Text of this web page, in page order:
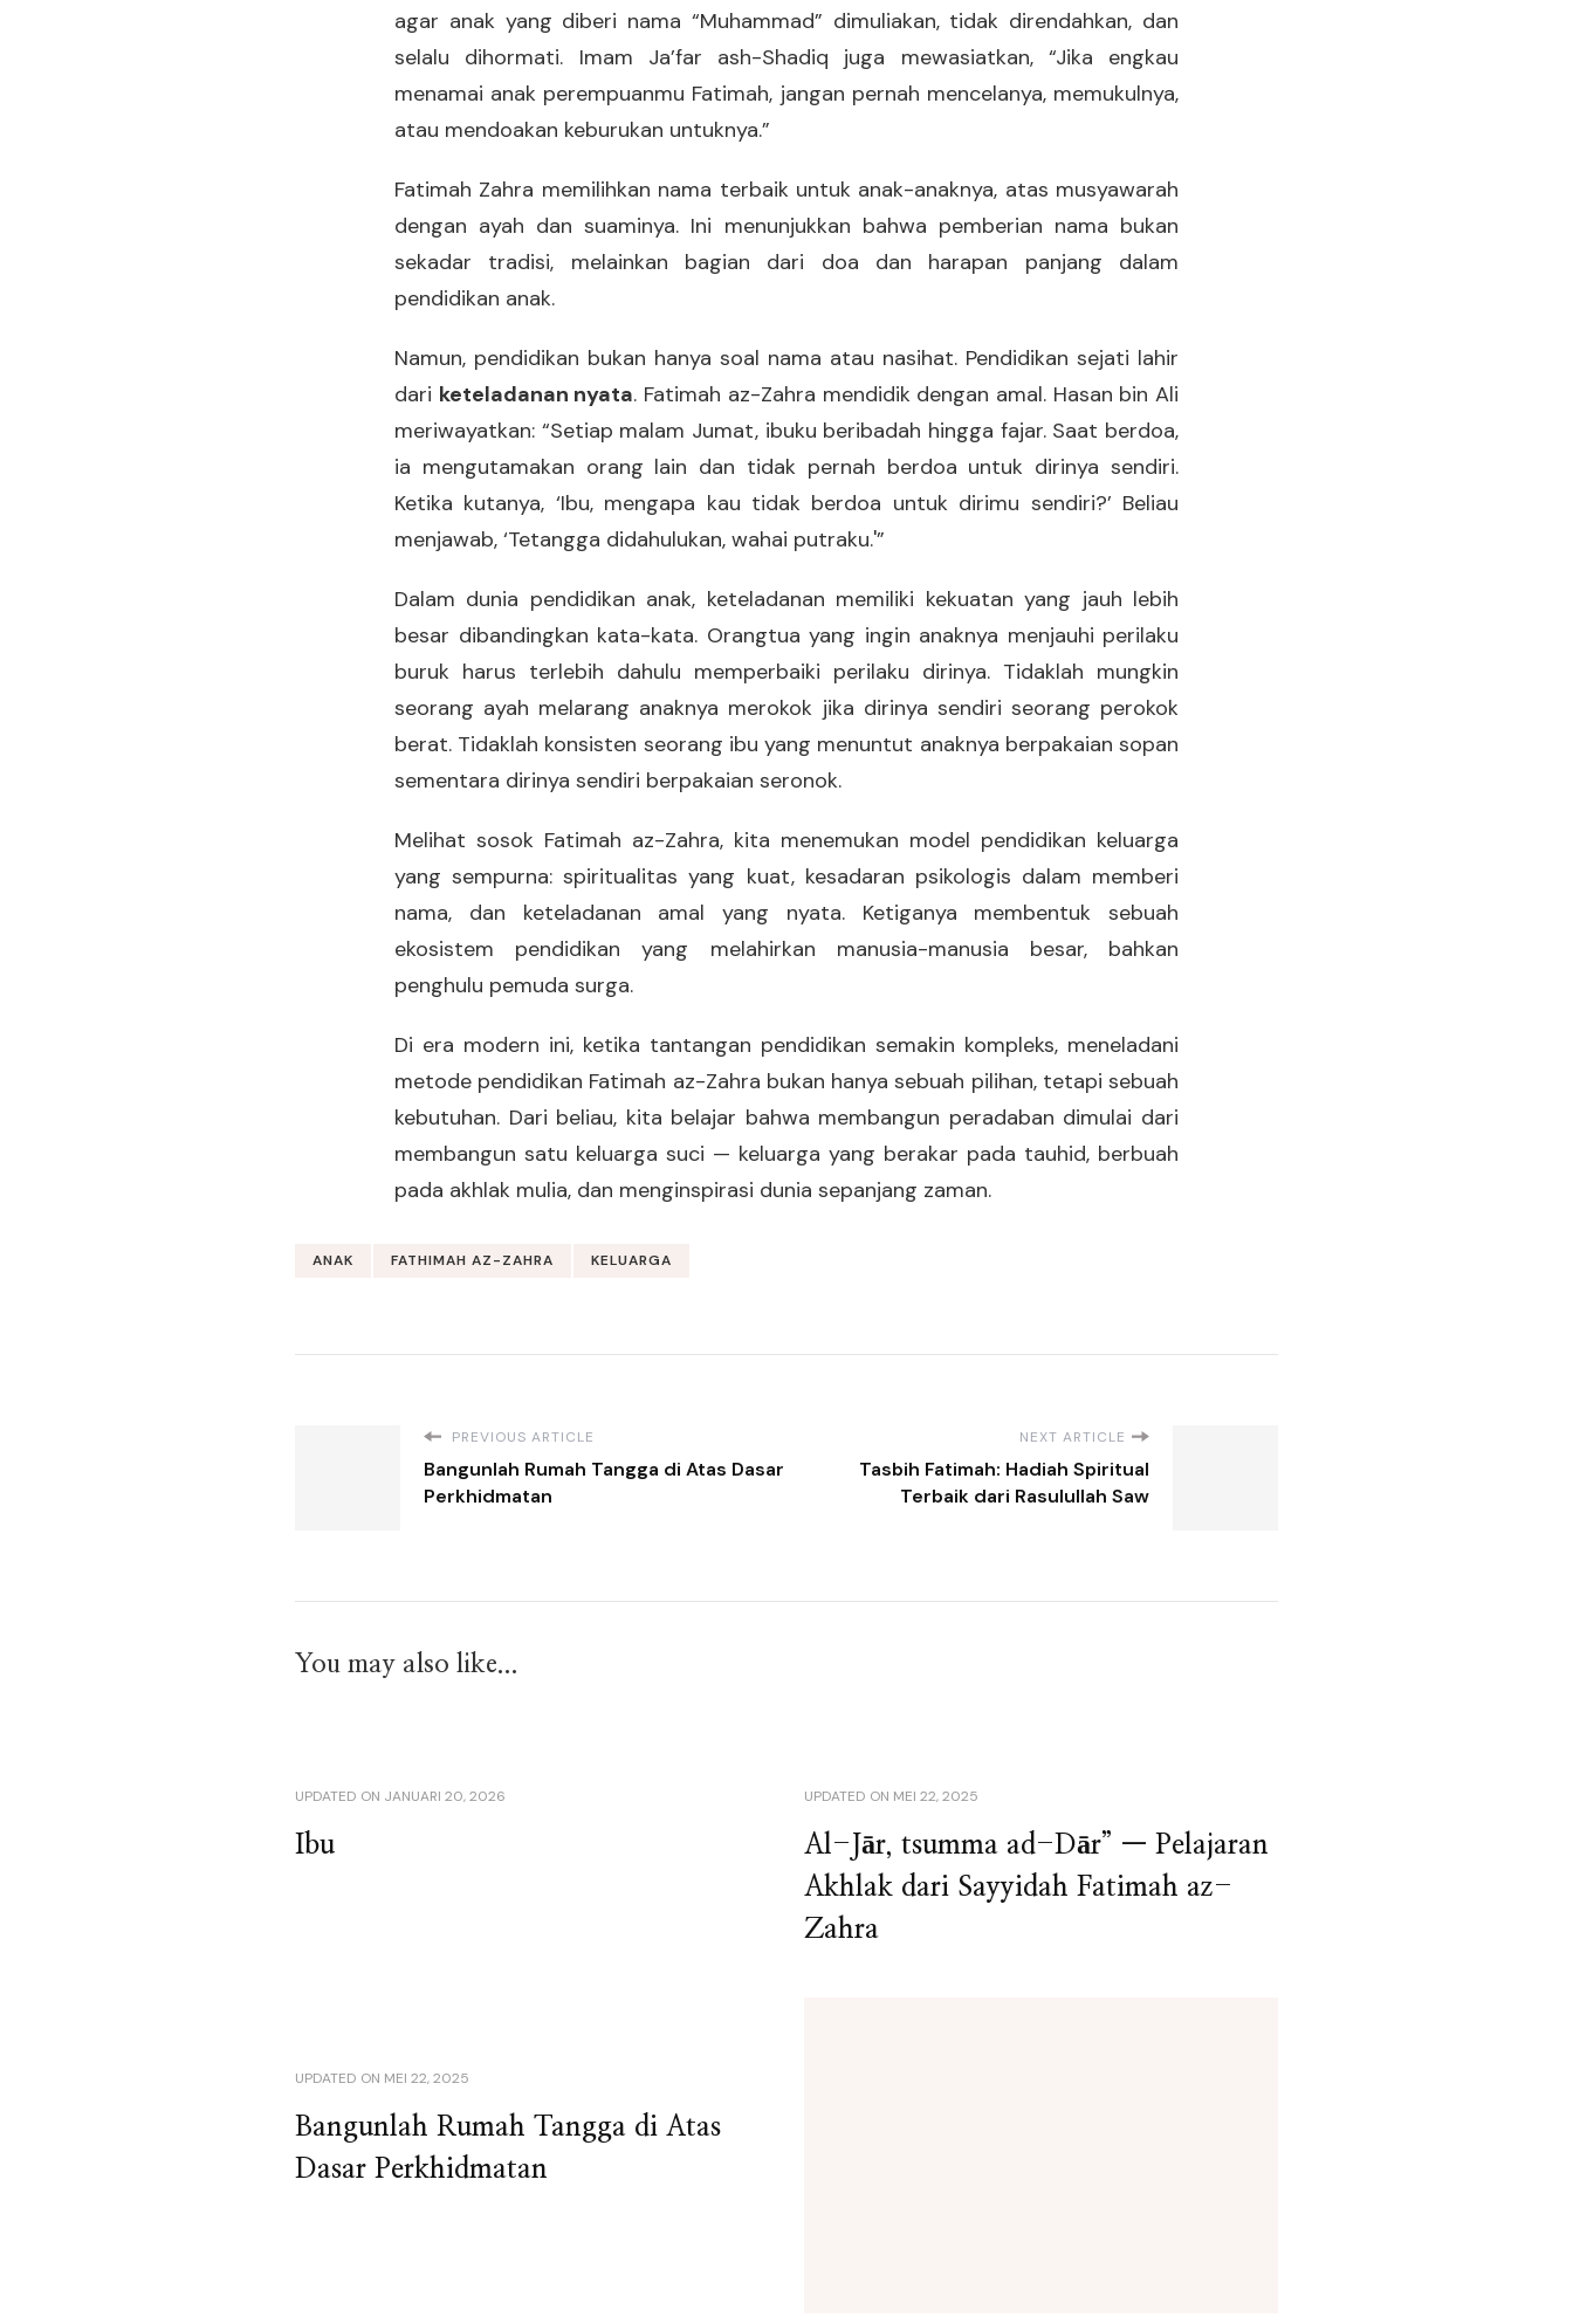
agar anak yang diberi nama “Muhammad” dimuliakan, tidak direndahkan, dan
selalu dihormati. Imam Ja’far ash-Shadiq juga mewasiatkan, “Jika engkau
menamai anak perempuanmu Fatimah, jangan pernah mencelanya, memukulnya,
atau mendoakan keburukan untuknya.”
Fatimah Zahra memilihkan nama terbaik untuk anak-anaknya, atas musyawarah
dengan ayah dan suaminya. Ini menunjukkan bahwa pemberian nama bukan
sekadar tradisi, melainkan bagian dari doa dan harapan panjang dalam
pendidikan anak.
Namun, pendidikan bukan hanya soal nama atau nasihat. Pendidikan sejati lahir
dari keteladanan nyata. Fatimah az-Zahra mendidik dengan amal. Hasan bin Ali
meriwayatkan: “Setiap malam Jumat, ibuku beribadah hingga fajar. Saat berdoa,
ia mengutamakan orang lain dan tidak pernah berdoa untuk dirinya sendiri.
Ketika kutanya, ‘Ibu, mengapa kau tidak berdoa untuk dirimu sendiri?’ Beliau
menjawab, ‘Tetangga didahulukan, wahai putraku.'”
Dalam dunia pendidikan anak, keteladanan memiliki kekuatan yang jauh lebih
besar dibandingkan kata-kata. Orangtua yang ingin anaknya menjauhi perilaku
buruk harus terlebih dahulu memperbaiki perilaku dirinya. Tidaklah mungkin
seorang ayah melarang anaknya merokok jika dirinya sendiri seorang perokok
berat. Tidaklah konsisten seorang ibu yang menuntut anaknya berpakaian sopan
sementara dirinya sendiri berpakaian seronok.
Melihat sosok Fatimah az-Zahra, kita menemukan model pendidikan keluarga
yang sempurna: spiritualitas yang kuat, kesadaran psikologis dalam memberi
nama, dan keteladanan amal yang nyata. Ketiganya membentuk sebuah
ekosistem pendidikan yang melahirkan manusia-manusia besar, bahkan
penghulu pemuda surga.
Di era modern ini, ketika tantangan pendidikan semakin kompleks, meneladani
metode pendidikan Fatimah az-Zahra bukan hanya sebuah pilihan, tetapi sebuah
kebutuhan. Dari beliau, kita belajar bahwa membangun peradaban dimulai dari
membangun satu keluarga suci — keluarga yang berakar pada tauhid, berbuah
pada akhlak mulia, dan menginspirasi dunia sepanjang zaman.
ANAK FATHIMAH AZ-ZAHRA KELUARGA
PREVIOUS ARTICLE
Bangunlah Rumah Tangga di Atas Dasar
Perkhidmatan
NEXT ARTICLE
Tasbih Fatimah: Hadiah Spiritual
Terbaik dari Rasulullah Saw
You may also like...
UPDATED ON JANUARI 20, 2026
Ibu
UPDATED ON MEI 22, 2025
Al-Jār, tsumma ad-Dār” — Pelajaran
Akhlak dari Sayyidah Fatimah az-
Zahra
UPDATED ON MEI 22, 2025
Bangunlah Rumah Tangga di Atas
Dasar Perkhidmatan